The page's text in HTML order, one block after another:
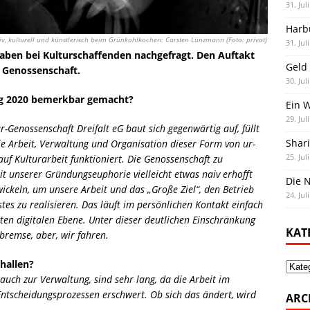
kulturell und künstlerisch beim Grünkohlkochen: Carsten Lünzmann (Foto: privat)
bei Kulturschaffenden nachgefragt. Den Auftakt
2020 bemerkbar gemacht?
Dreifalt eG baut sich gegenwärtig auf, füllt
Arbeit, Verwaltung und Organisation dieser Form von ur-
Kulturarbeit funktioniert. Die Genossenschaft zu
unserer Gründungseuphorie vielleicht etwas naiv erhofft
um unsere Arbeit und das „Große Ziel“, den Betrieb
zu realisieren. Das läuft im persönlichen Kontakt einfach
digitalen Ebene. Unter dieser deutlichen Einschränkung
aber, wir fahren.
zur Verwaltung, sind sehr lang, da die Arbeit im
erschwert. Ob sich das ändert, wird
31.
31.
30.
Ein
29.
25.
Die
24.